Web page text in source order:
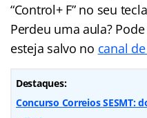
“Control+ F” no seu
Perdeu uma aula?
esteja salvo no canal
Destaques:
Concurso Correios SESMT: